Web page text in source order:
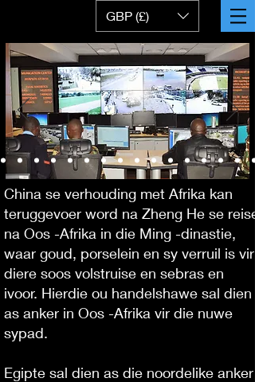
GBP (£)
China se verhouding met Afrika kan
teruggevoer word na Zheng He se reise
na Oos -Afrika in die Ming -dinastie,
waar goud, porselein en sy verruil is vir
diere soos volstruise en sebras en
ivoor. Hierdie ou handelshawe sal dien
as anker in Oos -Afrika vir die nuwe
sypad.
Egipte sal dien as die noordelike anker